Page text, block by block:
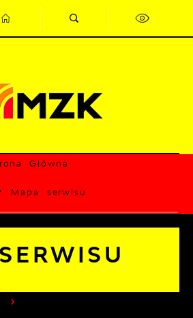
wielkości czcionki.
strony.
Główna
Mapa serwisu